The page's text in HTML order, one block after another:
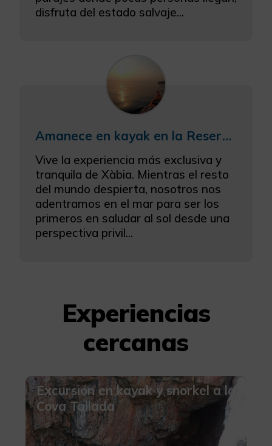
disfruta del estado salvaje...
Amanece en kayak en la Reserva Marina del Cap de Sant Antoni
Vive la experiencia más exclusiva y
tranquila de Xàbia. Mientras el resto
del mundo despierta, nosotros nos
adentramos en el mar para ser los
primeros en saludar al sol desde una
perspectiva privil...
Experiencias
cercanas
Excursión en kayak y snorkel a la
Cova Tallada